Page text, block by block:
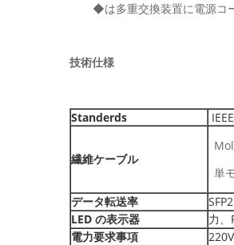
◆は多重交換装置に電源コ
技術仕様
Standerds
繊維ケーブル
単
データ転送率
LED の表示器
力
電力要求事項